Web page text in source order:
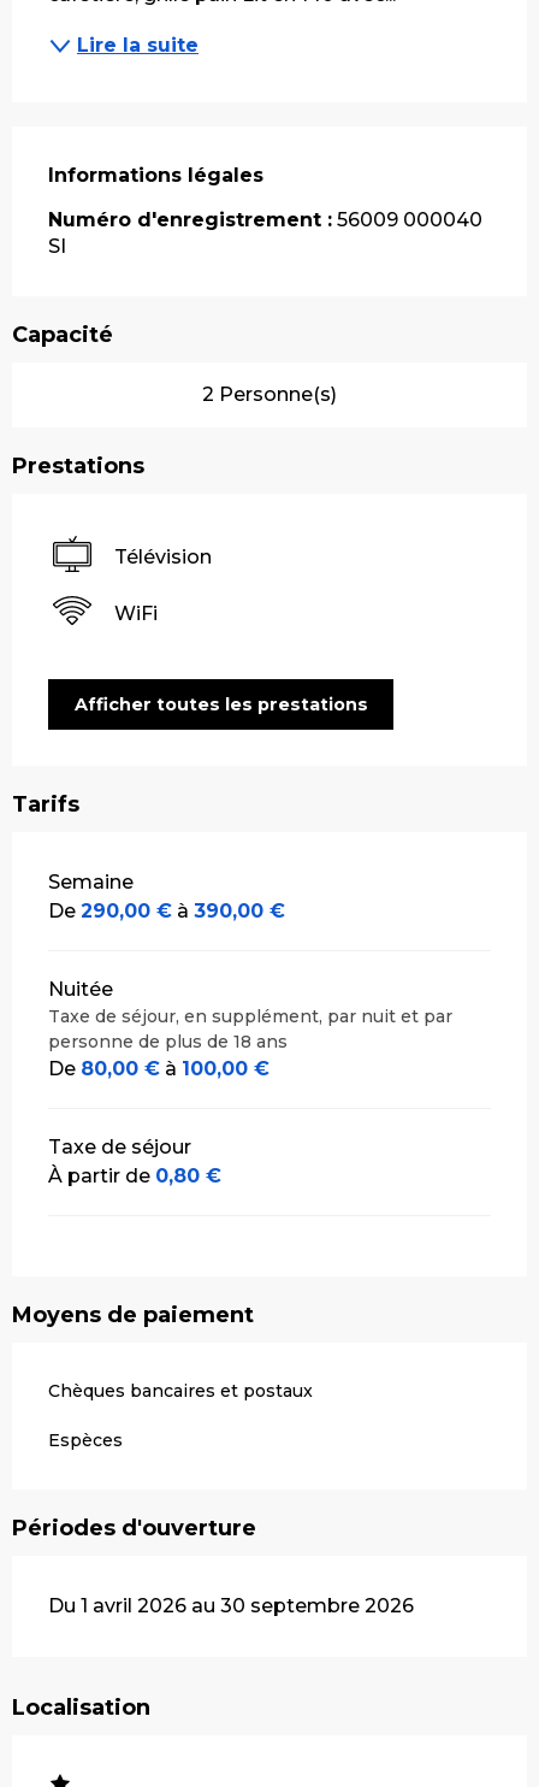
Lire la suite
Informations légales
Informations légales
Numéro d'enregistrement : 56009 000040
SI
Capacité
2 Personne(s)
Prestations
Télévision
WiFi
Afficher toutes les prestations
Tarifs
Tarifs 2026
Semaine
De 290,00 € à 390,00 €
Nuitée
Taxe de séjour, en supplément, par nuit et par
personne de plus de 18 ans
De 80,00 € à 100,00 €
Taxe de séjour
À partir de 0,80 €
Moyens de paiement
Chèques bancaires et postaux
Espèces
Périodes d'ouverture
Du 1 avril 2026 au 30 septembre 2026
Localisation